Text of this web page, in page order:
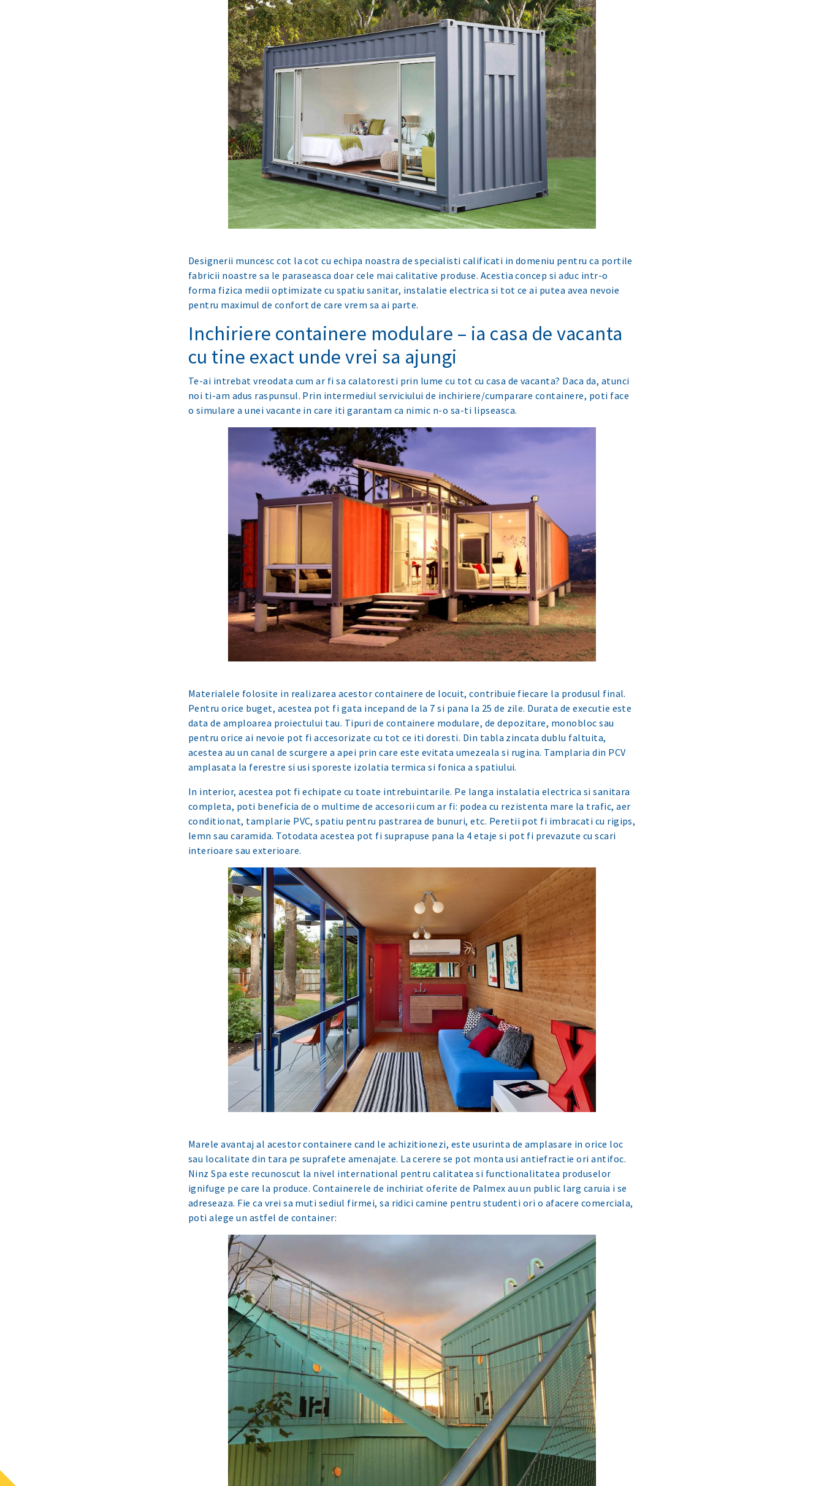
Designerii muncesc cot la cot cu echipa noastra de specialisti calificati in domeniu pentru ca portile
fabricii noastre sa le paraseasca doar cele mai calitative produse. Acestia concep si aduc intr-o
forma fizica medii optimizate cu spatiu sanitar, instalatie electrica si tot ce ai putea avea nevoie
pentru maximul de confort de care vrem sa ai parte.
Inchiriere containere modulare – ia casa de vacanta
cu tine exact unde vrei sa ajungi
Te-ai intrebat vreodata cum ar fi sa calatoresti prin lume cu tot cu casa de vacanta? Daca da, atunci
noi ti-am adus raspunsul. Prin intermediul serviciului de inchiriere/cumparare containere, poti face
o simulare a unei vacante in care iti garantam ca nimic n-o sa-ti lipseasca.
Materialele folosite in realizarea acestor containere de locuit, contribuie fiecare la produsul final.
Pentru orice buget, acestea pot fi gata incepand de la 7 si pana la 25 de zile. Durata de executie este
data de amploarea proiectului tau. Tipuri de containere modulare, de depozitare, monobloc sau
pentru orice ai nevoie pot fi accesorizate cu tot ce iti doresti. Din tabla zincata dublu faltuita,
acestea au un canal de scurgere a apei prin care este evitata umezeala si rugina. Tamplaria din PCV
amplasata la ferestre si usi sporeste izolatia termica si fonica a spatiului.
In interior, acestea pot fi echipate cu toate intrebuintarile. Pe langa instalatia electrica si sanitara
completa, poti beneficia de o multime de accesorii cum ar fi: podea cu rezistenta mare la trafic, aer
conditionat, tamplarie PVC, spatiu pentru pastrarea de bunuri, etc. Peretii pot fi imbracati cu rigips,
lemn sau caramida. Totodata acestea pot fi suprapuse pana la 4 etaje si pot fi prevazute cu scari
interioare sau exterioare.
Marele avantaj al acestor containere cand le achizitionezi, este usurinta de amplasare in orice loc
sau localitate din tara pe suprafete amenajate. La cerere se pot monta usi antiefractie ori antifoc.
Ninz Spa este recunoscut la nivel international pentru calitatea si functionalitatea produselor
ignifuge pe care la produce. Containerele de inchiriat oferite de Palmex au un public larg caruia i se
adreseaza. Fie ca vrei sa muti sediul firmei, sa ridici camine pentru studenti ori o afacere comerciala,
poti alege un astfel de container: